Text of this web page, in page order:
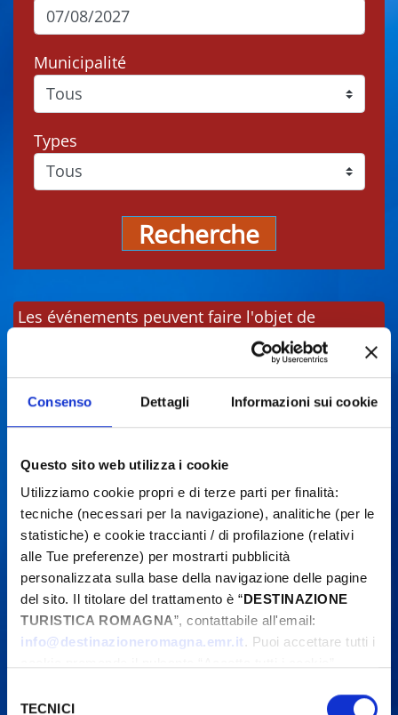
Consenso Dettagli Informazioni sui cookie
Questo sito web utilizza i cookie
Utilizziamo cookie propri e di terze parti per finalità:
tecniche (necessari per la navigazione), analitiche (per le
statistiche) e cookie traccianti / di profilazione (relativi
alle Tue preferenze) per mostrarti pubblicità
personalizzata sulla base della navigazione delle pagine
del sito. Il titolare del trattamento è “DESTINAZIONE
TURISTICA ROMAGNA”, contattabile all'email:
info@destinazioneromagna.emr.it. Puoi accettare tutti i
gestire le tue preferenze facendo clic su “Personalizza”.
delTECNICI
Municipalité
Types
Recherche
Les événements peuvent faire l'objet de
modifications. Contactez toujours les
organisateurs avant de vous rendre sur place.